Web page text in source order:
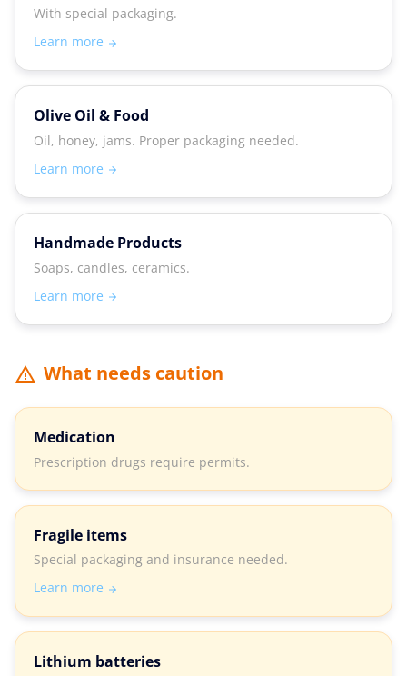
With special packaging.
Learn more
Olive Oil & Food
Oil, honey, jams. Proper packaging needed.
Learn more
Handmade Products
Soaps, candles, ceramics.
Learn more
What needs caution
Medication
Prescription drugs require permits.
Fragile items
Special packaging and insurance needed.
Learn more
Lithium batteries